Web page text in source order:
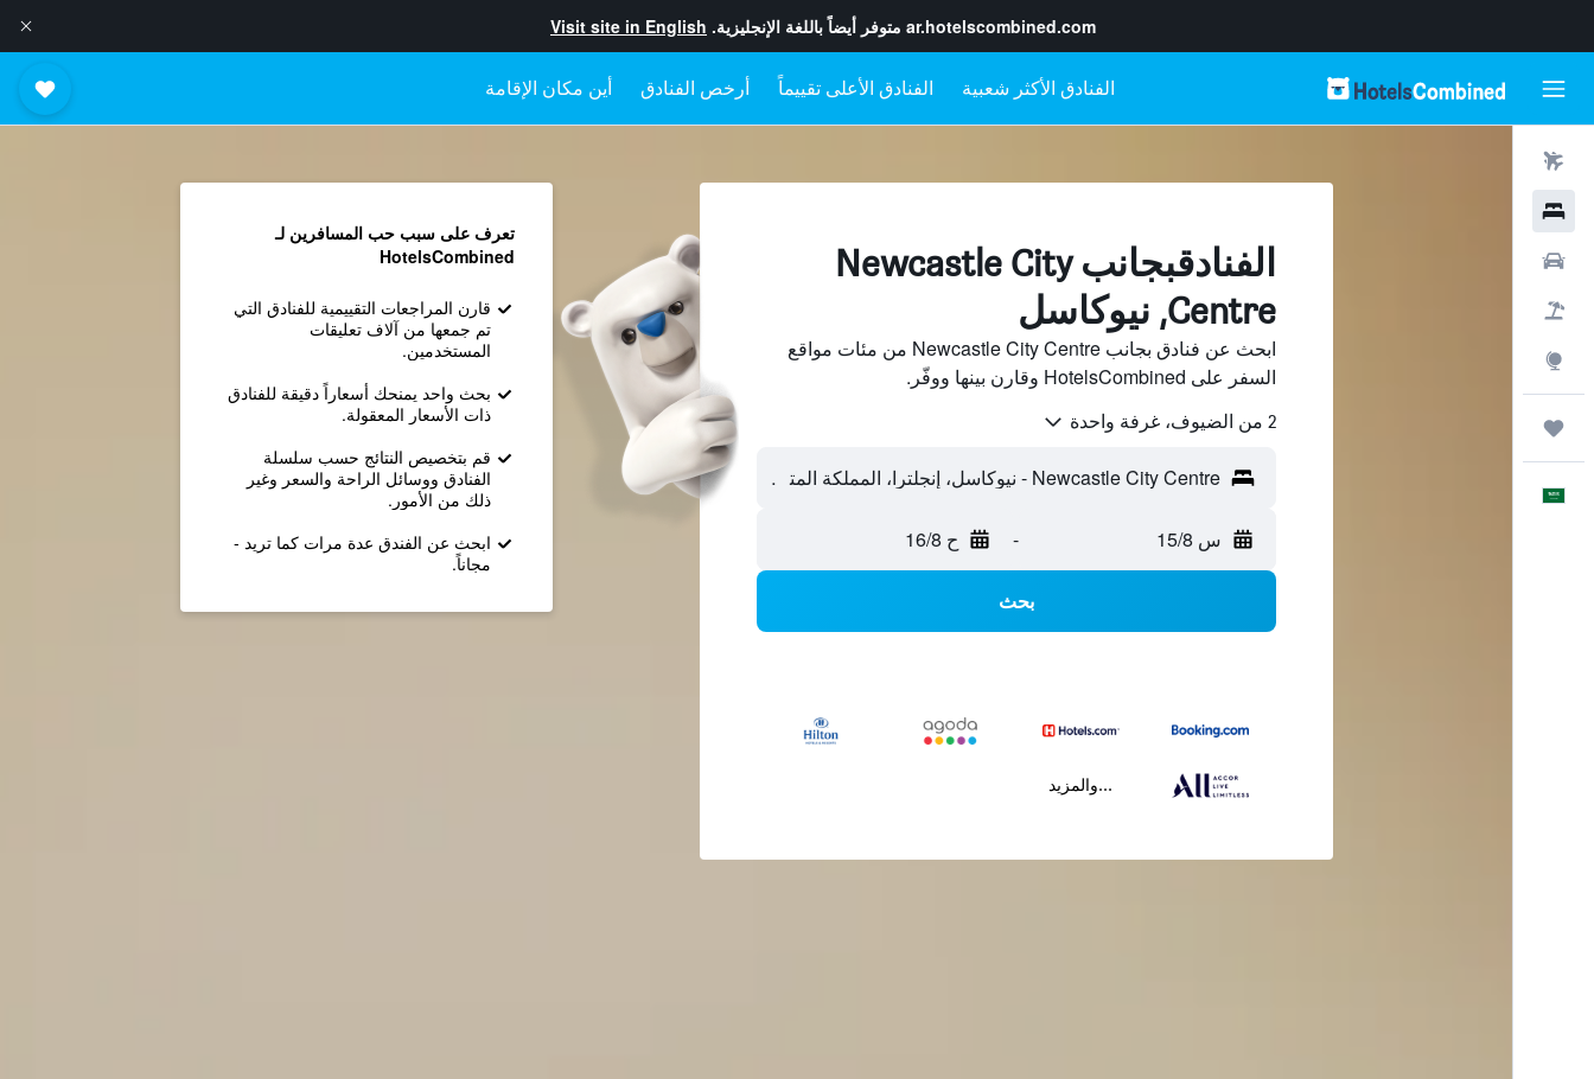
ar.hotelscombined.com متوفر أيضاً باللغة الإنجليزية. Visit site in English
الفنادق الأعلى تقييماً أرخص الفنادق أين مكان الإقامة
الفنادقبجانب Newcastle City
Centre, نيوكاسل
ابحث عن فنادق بجانب Newcastle City Centre من مئات مواقع
السفر على HotelsCombined وقارن بينها ووفّر.
2 من الضيوف، غرفة واحدة
س 15/8 - ح 16/8
بحث
...والمزيد
تعرف على سبب حب المسافرين لـ
HotelsCombined
قارن المراجعات التقييمية للفنادق التي
تم جمعها من آلاف تعليقات
المستخدمين.
بحث واحد يمنحك أسعاراً دقيقة للفنادق
ذات الأسعار المعقولة.
قم بتخصيص النتائج حسب سلسلة
الفنادق ووسائل الراحة والسعر وغير
ذلك من الأمور.
ابحث عن الفندق عدة مرات كما تريد -
مجاناً.